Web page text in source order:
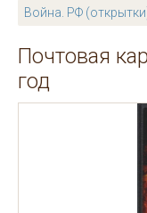
Война. РФ
Почтовая
год